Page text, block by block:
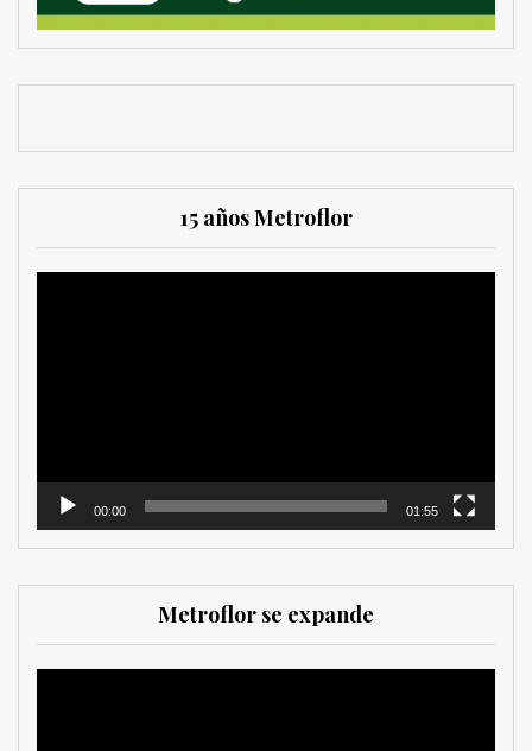
15 años Metroflor
00:00 01:55
Metroflor se expande